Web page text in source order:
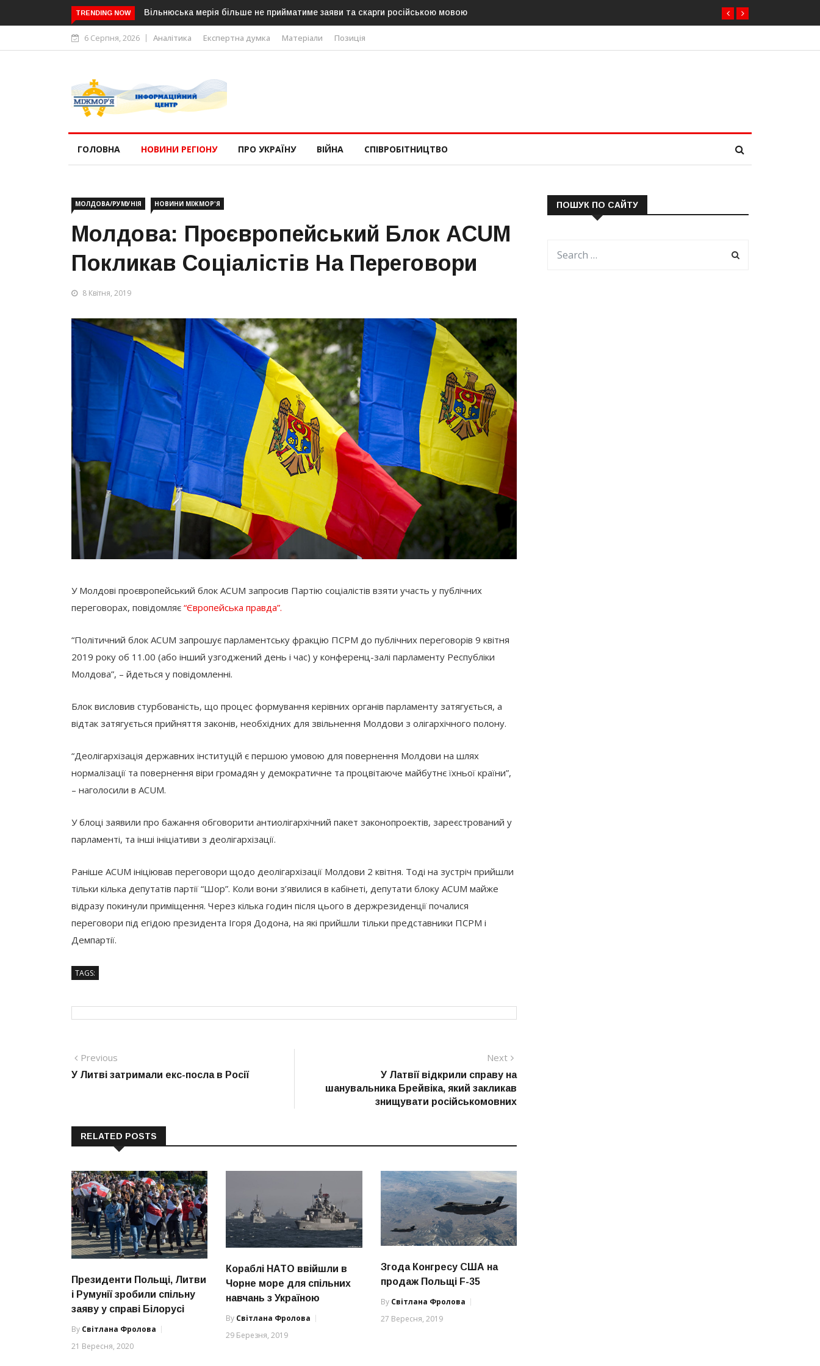
TRENDING NOW Вільнюська мерія більше не прийматиме заяви та скарги російською мовоюВ Угорщині можуть обрати нового президента вже 11 серпня — фракція
«Тиси»
6 Серпня, 2026 Аналітика Експертна думка Матеріали Позиція
ГОЛОВНА НОВИНИ РЕГІОНУ ПРО УКРАЇНУ ВІЙНА СПІВРОБІТНИЦТВО
МОЛДОВА/РУМУНІЯ НОВИНИ МІЖМОР'Я
Молдова: Проєвропейський Блок ACUM
Покликав Соціалістів На Переговори
8 Квітня, 2019
У Молдові проєвропейський блок ACUM запросив Партію соціалістів взяти участь у публічних
переговорах, повідомляє “Європейська правда”.
“Політичний блок ACUM запрошує парламентську фракцію ПСРМ до публічних переговорів 9 квітня
2019 року об 11.00 (або інший узгоджений день ​​і час) у конференц-залі парламенту Республіки
Молдова”, – йдеться у повідомленні.
Блок висловив стурбованість, що процес формування керівних органів парламенту затягується, а
відтак затягується прийняття законів, необхідних для звільнення Молдови з олігархічного полону.
“Деолігархізація державних інституцій є першою умовою для повернення Молдови на шлях
нормалізації та повернення віри громадян у демократичне та процвітаюче майбутнє їхньої країни”,
– наголосили в ACUM.
У блоці заявили про бажання обговорити антиолігархічний пакет законопроектів, зареєстрований у
парламенті, та інші ініціативи з деолігархізації.
Раніше ACUM ініціював переговори щодо деолігархізації Молдови 2 квітня. Тоді на зустріч прийшли
тільки кілька депутатів партії “Шор”. Коли вони з’явилися в кабінеті, депутати блоку ACUM майже
відразу покинули приміщення. Через кілька годин після цього в держрезиденції почалися
переговори під егідою президента Ігоря Додона, на які прийшли тільки представники ПСРМ і
Демпартії.
TAGS:
Навігація
записів
Previous
post:
У Литві затримали екс-посла в Росії
Next
post:
У Латвії відкрили справу на
шанувальника Брейвіка, який закликав
знищувати російськомовних
RELATED POSTS
Президенти Польщі, Литви
і Румунії зробили спільну
заяву у справі Білорусі
By Світлана Фролова
21 Вересня, 2020
Кораблі НАТО ввійшли в
Чорне море для спільних
навчань з Україною
By Світлана Фролова
29 Березня, 2019
Згода Конгресу США на
продаж Польщі F-35
By Світлана Фролова
27 Вересня, 2019
ПОШУК ПО САЙТУ